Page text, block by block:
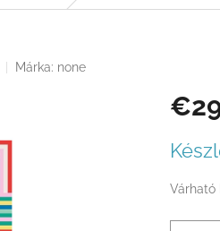
Márka: none
Várható